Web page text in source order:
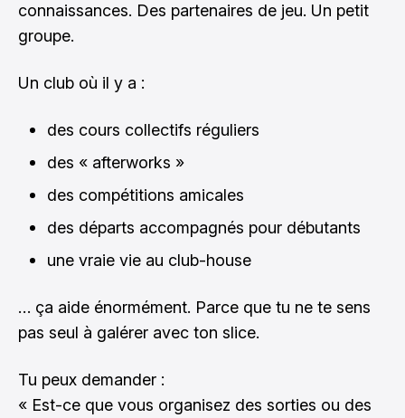
connaissances. Des partenaires de jeu. Un petit
groupe.
Un club où il y a :
des cours collectifs réguliers
des « afterworks »
des compétitions amicales
des départs accompagnés pour débutants
une vraie vie au club-house
… ça aide énormément. Parce que tu ne te sens
pas seul à galérer avec ton slice.
Tu peux demander :
« Est-ce que vous organisez des sorties ou des